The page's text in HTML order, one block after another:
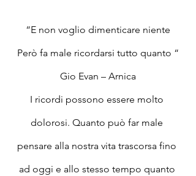
“E non voglio dimenticare niente
Però fa male ricordarsi tutto quanto “
Gio Evan – Arnica
I ricordi possono essere molto
dolorosi. Quanto può far male
pensare alla nostra vita trascorsa fino
ad oggi e allo stesso tempo quanto